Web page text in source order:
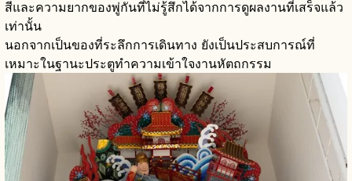
สีและความยากของพู่กันที่ไม่รู้สึกได้จากการดูผลงานที่เสร็จแล้ว
เท่านั้น
นอกจากเป็นของที่ระลึกการเดินทาง ยังเป็นประสบการณ์ที่
เหมาะในฐานะประตูทำความเข้าใจงานหัตถกรรม